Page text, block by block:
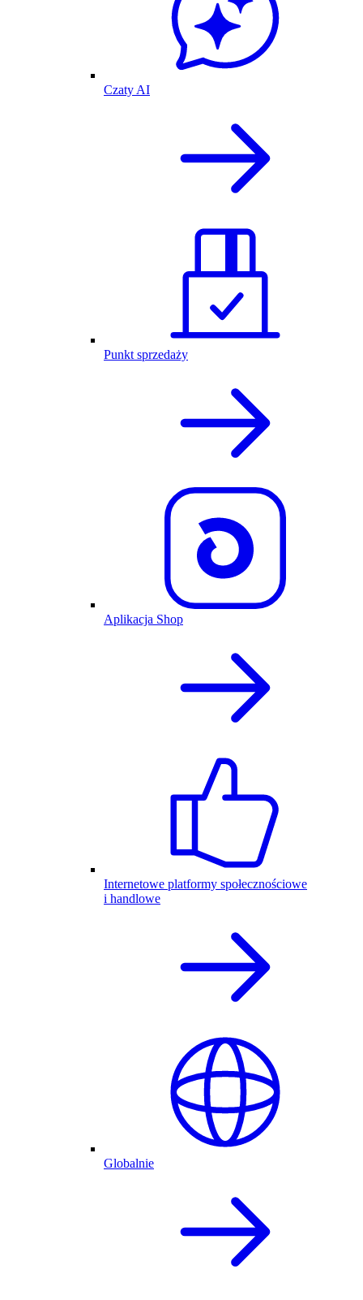
Czaty AI
Punkt sprzedaży
Aplikacja Shop
Internetowe platformy społecznościowe
i handlowe
Globalnie